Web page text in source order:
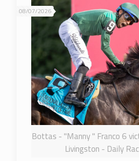
Bottas - "Manny " Franco 6
Livingston - Daily
08/07/2026